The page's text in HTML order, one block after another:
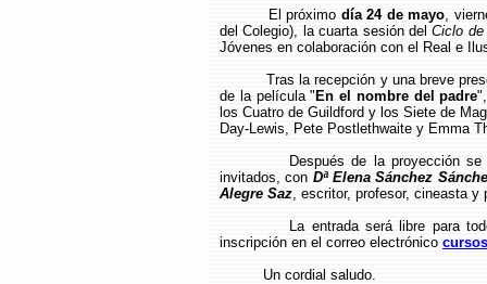
El próximo día 24 de mayo,
del Colegio), la cuarta sesión delCiclo
Jóvenes en colaboración con el Real e
Tras la recepción y una breve
de la película" En el nombre del padre"
los Cuatro de Guildford y los Siete de
Day-Lewis, Pete Postlethwaite y Emma
Después de la proyección
invitados, con Dª Elena Sánchez
Alegre Saz, escritor, profesor, cineasta y
La entrada será libre para
inscripción en el correo electrónico
Un cordial saludo.